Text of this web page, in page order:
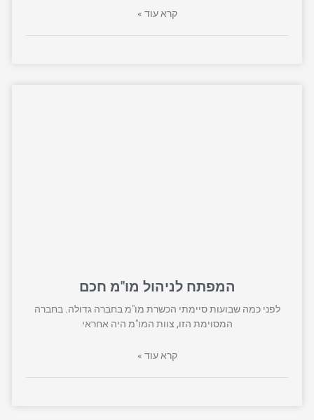
קרא עוד »
המפתח לניהול מו"מ חכם
לפני כמה שבועות סיימתי הכשרת מו"מ בחברה גדולה. בחברה
המסוימת הזו, צוות המו"מ היה אחראי
קרא עוד »